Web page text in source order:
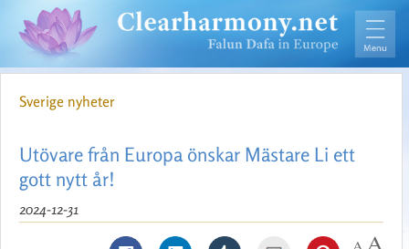
Sverige nyheter
Utövare från Europa önskar Mästare Li ett
gott nytt år!
2024-12-31